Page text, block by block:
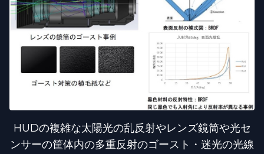
HUDの複雑な太陽光の乱反射やレンズ鏡筒や光セ
ンサーの筐体内の多重反射のゴースト・迷光の光線